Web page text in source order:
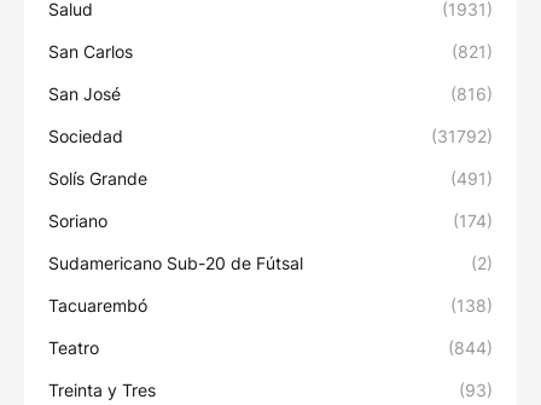
Salud (1931)
San Carlos (821)
San José (816)
Sociedad (31792)
Solís Grande (491)
Soriano (174)
Sudamericano Sub-20 de Fútsal (2)
Tacuarembó (138)
Teatro (844)
Treinta y Tres (93)